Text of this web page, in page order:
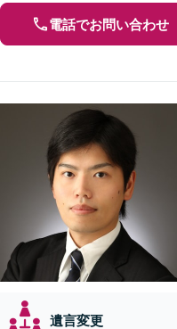
電話でお問い合わせ
遺言変更